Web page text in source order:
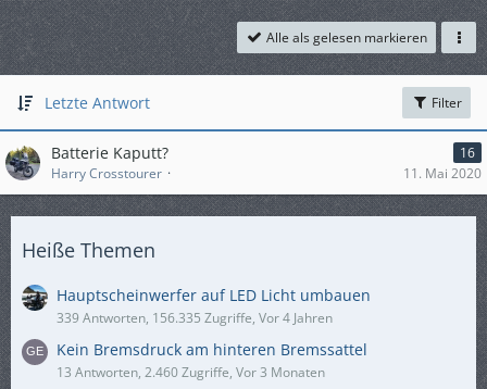
Alle als gelesen markieren
Letzte Antwort Filter
Batterie Kaputt?
16
Harry Crosstourer
11. Mai 2020
Heiße Themen
Hauptscheinwerfer auf LED Licht umbauen
339 Antworten, 156.335 Zugriffe, Vor 4 Jahren
Kein Bremsdruck am hinteren Bremssattel
13 Antworten, 2.460 Zugriffe, Vor 3 Monaten